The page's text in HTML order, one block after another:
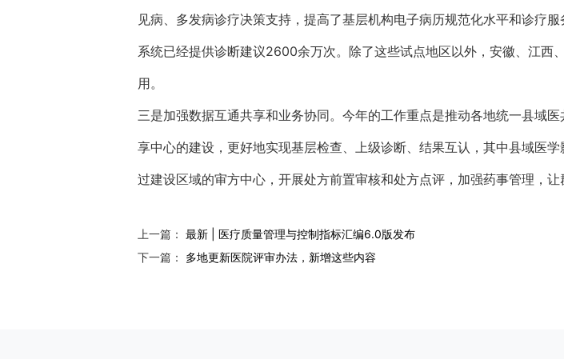
见病、多发病诊疗决策支持，提高了基层机构电子病历规范化水平和诊疗
系统已经提供诊断建议2600余万次。除了这些试点地区以外，安徽、江西
用。
三是加强数据互通共享和业务协同。今年的工作重点是推动各地统一县域
享中心的建设，更好地实现基层检查、上级诊断、结果互认，其中县域医
过建设区域的审方中心，开展处方前置审核和处方点评，加强药事管理，
上一篇： 最新 | 医疗质量管理与控制指标汇编6​.0版发布
下一篇： 多地更新医院评审办法，新增这些内容